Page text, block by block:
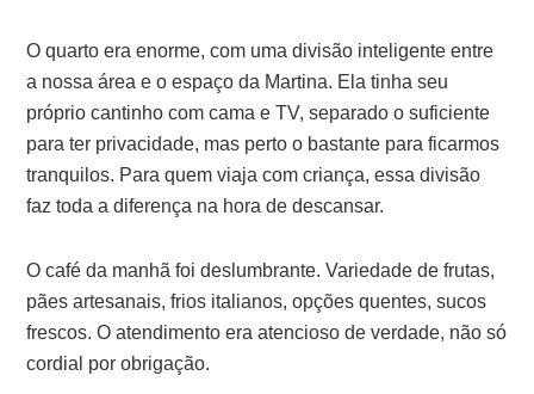
O quarto era enorme, com uma divisão inteligente entre
a nossa área e o espaço da Martina. Ela tinha seu
próprio cantinho com cama e TV, separado o suficiente
para ter privacidade, mas perto o bastante para ficarmos
tranquilos. Para quem viaja com criança, essa divisão
faz toda a diferença na hora de descansar.
O café da manhã foi deslumbrante. Variedade de frutas,
pães artesanais, frios italianos, opções quentes, sucos
frescos. O atendimento era atencioso de verdade, não só
cordial por obrigação.